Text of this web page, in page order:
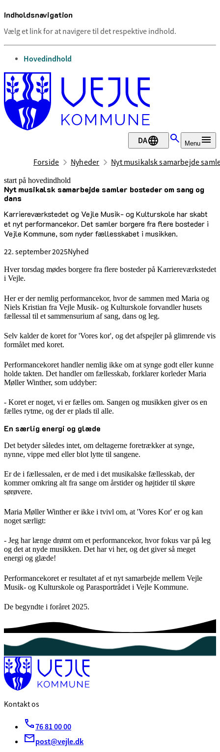
Indholdsnavigation
Vælg et link for at navigere til det respektive indhold.
gå til
Hovedindhold
DA Menu
Forside Nyheder Nyt musikalsk samarbejde
start på hovedindhold
Nyt musikalsk samarbejde samler bosteder om sang og
dans
Karriereværkstedet og Vejle Musik- og Kulturskole har skabt
et nyt performancekor. Det samler borgere fra flere bosteder i
Vejle Kommune, som nyder fællesskabet i musikken.
22. september 2025Nyhed
senest opdateret 29. september 2025
Hver torsdag mødes borgere fra flere bosteder på Karriereværkstedet
i Vejle.
Her er der nemlig performancekor, hvor de sammen med Maria og
Niels Kristian fra Vejle Musik- og Kulturskole forvandler husets
fællessal til et sammensurium af sang, dans og leg.
Selv kalder de koret for 'Vores kor', og det afspejler på glimrende vis
formålet med koret.
Performancekoret handler nemlig ikke om at synge godt eller kunne
holde takten. Det handler om fællesskab, forklarer korleder Maria
Møller Winther, som uddyber:
- Koret er noget, vi er fælles om. Sangen og musikken giver os en
fælles rytme, og der er plads til alle.
En særlig energi og glæde
Det betyder således intet, om deltagerne foretrækker at synge,
nynne, vippe med eller blot lytte til sangene.
Er de i fællessalen, er de med i det musikalske fællesskab, der
kommer omkring alt fra sange om årstider og højtider til skøre
sørøvere.
Maria Møller Winther er ikke i tvivl om, at 'Vores Kor' er og kan
noget særligt:
- Jeg har længe drømt om et performancekor, hvor fokus var på leg
og det at nyde musikken. Det har vi her, og det giver så meget
energi og glæde!
Performancekoret er resultatet af et nyt samarbejde mellem Vejle
Musik- og Kulturskole og Parasportrådet i Vejle Kommune.
De begyndte i foråret 2025.
Kontakt os
76 81 00 00
post@vejle.dk